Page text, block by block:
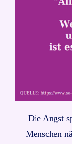
Die Angst
Menschen